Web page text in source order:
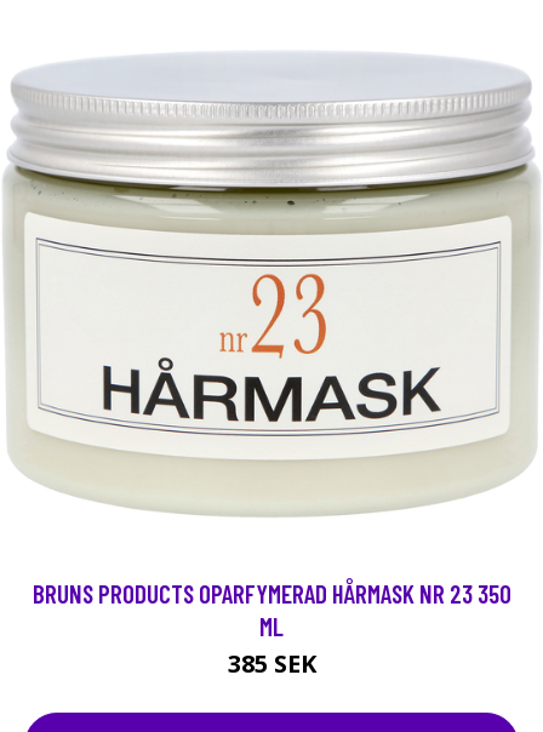
BRUNS PRODUCTS OPARFYMERAD HÅRMASK NR 23 350
ML
385 SEK